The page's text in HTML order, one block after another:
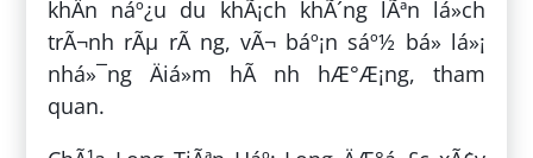
khÄn náº¿u du khÃ¡ch khÃ´ng lÃªn lá»ch
trÃ¬nh rÃµ rÃ ng, vÃ¬ báº¡n sáº½ bá» lá»¡
nhá»¯ng Äiá»m hÃ nh hÆ°Æ¡ng, tham
quan.